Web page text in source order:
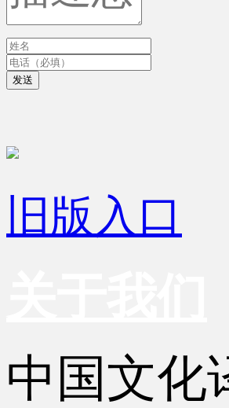
发送
旧版入口
中国文